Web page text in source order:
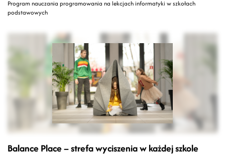
Program nauczania programowania na lekcjach informatyki w szkołach
podstawowych
Balance Place – strefa wyciszenia w każdej szkole